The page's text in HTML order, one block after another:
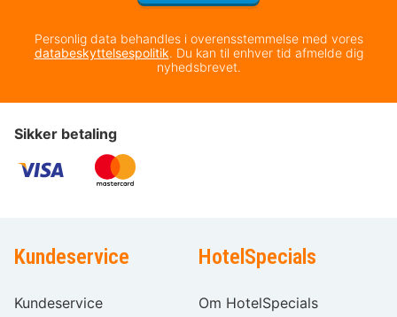
Personlig data behandles i overensstemmelse med vores
databeskyttelsespolitik. Du kan til enhver tid afmelde dig
nyhedsbrevet.
Sikker betaling
Kundeservice
Kundeservice
HotelSpecials
Om HotelSpecials